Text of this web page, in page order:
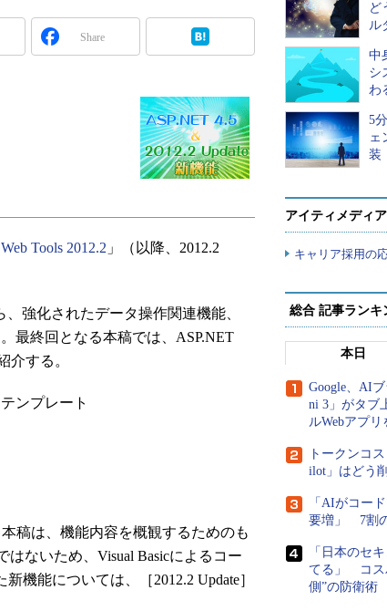
Security & Trust
Test & Tools
ブログ
Share
Tools 2012.2 」（以降、2012.2
強化されたデータ操作関連機能、
最終回となる本稿では、ASP.NET
介する。
ンプレート
稿は、機能内容を概観するためのも
ないため、Visual Basicによるコー
機能については、［2012.2 Update］
ど
ル
中
シ
わ
5
ェ
装
アイティメディ
キャリア採用の
総合 記事ランキ
本日
Google、AI
ni 3」がタブ
ルWebアプ
トークンコ
ilot」はどう
「AIがコー
要増」 7割
「日本のセ
てる」 コス
側”の防衛術